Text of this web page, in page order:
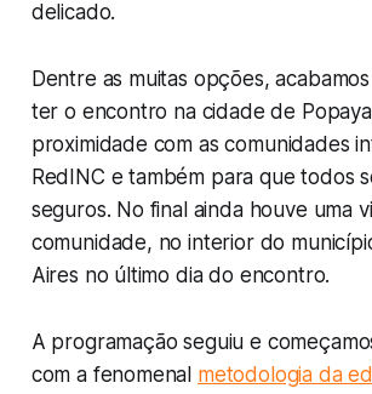
delicado.
Dentre as muitas opções,
ter o encontro na cidade de
proximidade com as comunidades
RedINC e também para que todos
seguros. No final ainda houve uma
comunidade, no interior do
Aires no último dia do encontro.
A programação seguiu e
com a fenomenal metodologia da